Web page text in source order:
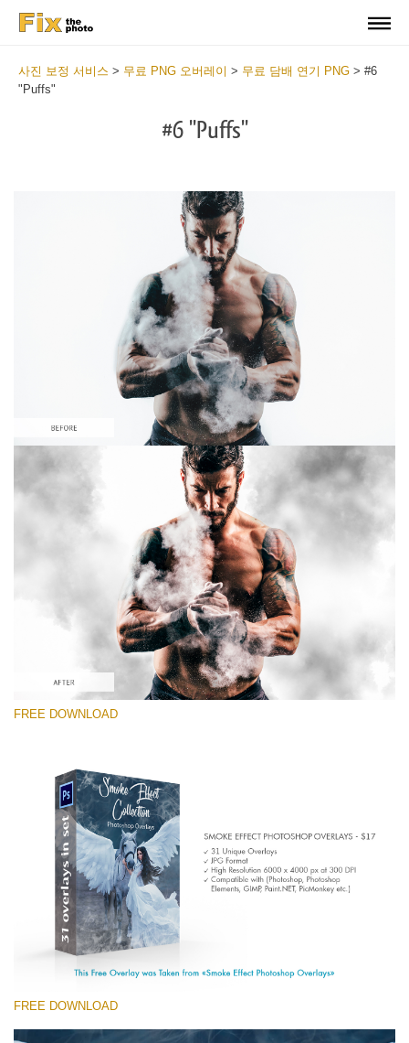
사진 보정 서비스 > 무료 PNG 오버레이 > 무료 담배 연기 PNG > #6
"Puffs"
#6 "Puffs"
선택 해주세요
Free PNG Overlay #6
Small 800*533px
Smoke Effect
Large 6000*4000px
Large 6000*4000px
Entire Collection
(1783 Overlays)
Large 6000*4000px
무료 다운로드
FREE DOWNLOAD
FREE DOWNLOAD